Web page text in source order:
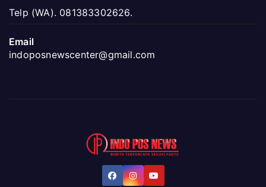
Telp (WA). 081383302626.
Email
indoposnewscenter@gmail.com